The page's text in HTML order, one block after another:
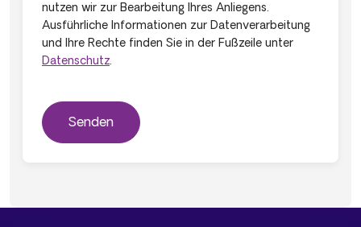
nutzen wir zur Bearbeitung Ihres Anliegens.
Ausführliche Informationen zur Datenverarbeitung
und Ihre Rechte finden Sie in der Fußzeile unter
Datenschutz